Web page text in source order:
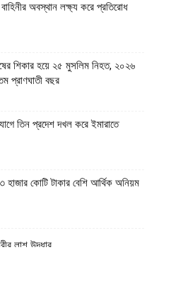
অবস্থান লক্ষ্য করে প্রতিরোধ
শিকার হয়ে ২৫ মুসলিম নিহত, ২০২৬
প্রাণঘাতী বছর
তিন প্রদেশ দখল করে ইমারাতে
হাজার কোটি টাকার বেশি আর্থিক অনিয়ম
লাশ উদ্ধার